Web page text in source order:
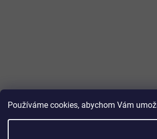
Používáme cookies, abychom Vám